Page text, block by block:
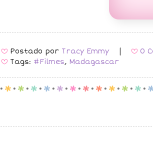
B Postado por Tracy Emmy B 0
B Tags: #Filmes, Madagascar
. p . p . p . p . p . p . p . p . p . p . p .